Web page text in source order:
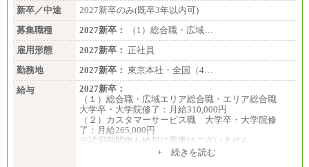
新卒／中途
2027新卒のみ(既卒3年以内可)
募集職種
2027新卒：
（1）総合職・広域…
雇用形態
2027新卒： 正社員
勤務地
2027新卒： 東京本社・全国（4…
給与
2027新卒：
（１）総合職・広域エリア総合職・エリア総合職
大学卒・大学院修了：月給310,000円
（２）カスタマーサービス職 大学卒・大学院修
了：月給265,000円
※試用期間中も給与に変更はございません
+ 続きを読む